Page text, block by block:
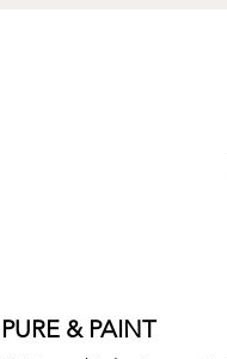
PURE & PAINT